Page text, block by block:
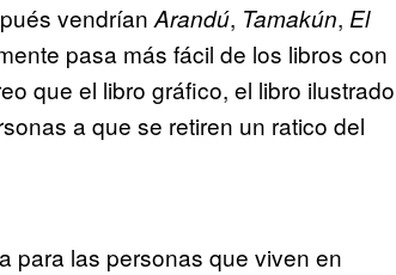
vendrían Arandú, Tamakún, El
pasa más fácil de los libros con
que el libro gráfico, el libro ilustrado
a que se retiren un ratico del
para las personas que viven en